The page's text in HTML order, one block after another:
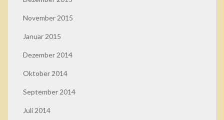
November 2015
Januar 2015
Dezember 2014
Oktober 2014
September 2014
Juli 2014